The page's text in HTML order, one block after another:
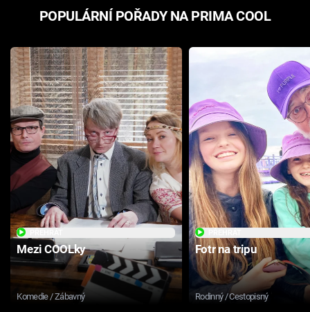
POPULÁRNÍ POŘADY NA PRIMA COOL
Mezi COOLky
Komedie / Zábavný
Fotr na tripu
Rodinný / Cestopisný